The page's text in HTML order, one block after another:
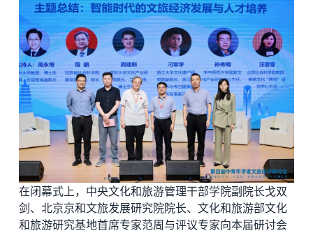
在闭幕式上，中央文化和旅游管理干部学院副院长戈双
剑、北京京和文旅发展研究院院长、文化和旅游部文化
和旅游研究基地首席专家范周与评议专家向本届研讨会